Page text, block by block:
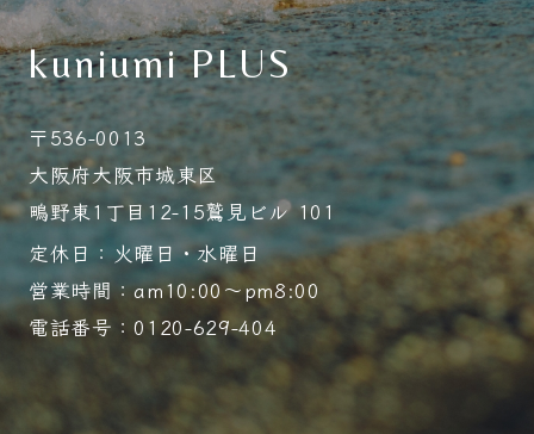
kuniumi PLUS
〒536-0013
大阪府大阪市城東区
鴫野東1丁目12-15鷲見ビル 101
定休日：火曜日・水曜日
営業時間：am10:00～pm8:00
電話番号：0120-629-404